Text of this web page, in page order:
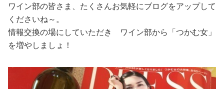
ワイン部の皆さま、たくさんお気軽にブログをアップして
くださいね～。
情報交換の場にしていただき ワイン部から「つかむ女」
を増やしましょ！